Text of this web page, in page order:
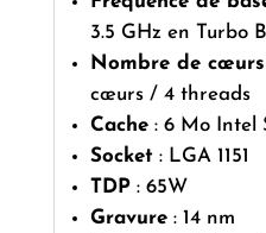
3.5 GHz en Turbo
Nombre de
cœurs / 4 threads
Cache: 6 Mo Intel
Socket: LGA 1151
TDP: 65W
Gravure: 14 nm